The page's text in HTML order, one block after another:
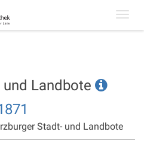
Landbote
Stadt- und Landbote